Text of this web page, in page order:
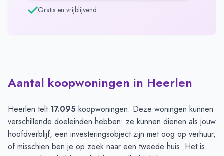
Gratis en vrijblijvend
Aantal koopwoningen in Heerlen
Heerlen telt 17.095 koopwoningen. Deze woningen kunnen
verschillende doeleinden hebben: ze kunnen dienen als jouw
hoofdverblijf, een investeringsobject zijn met oog op verhuur,
of misschien ben je op zoek naar een tweede huis. Het is